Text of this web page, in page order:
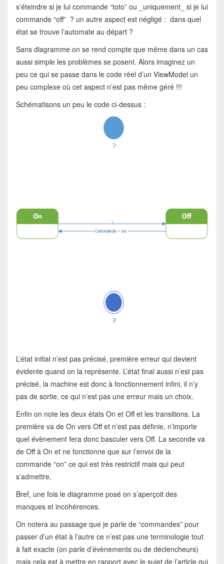
s’éteindre si je lui commande “toto” ou _uniquement_ si je lui
commande “off” ? un autre aspect est négligé : dans quel
état se trouve l’automate au départ ?
Sans diagramme on se rend compte que même dans un cas
aussi simple les problèmes se posent. Alors imaginez un
peu ce qui se passe dans le code réel d’un ViewModel un
peu complexe où cet aspect n’est pas même géré !!!
Schématisons un peu le code ci-dessus :
L’état initial n’est pas précisé, première erreur qui devient
évidente quand on la représente. L’état final aussi n’est pas
précisé, la machine est donc à fonctionnement infini, il n’y
pas de sortie, ce qui n’est pas une erreur mais un choix.
Enfin on note les deux états On et Off et les transitions. La
première va de On vers Off et n’est pas définie, n’importe
quel évènement fera donc basculer vers Off. La seconde va
de Off à On et ne fonctionne que sur l’envoi de la
commande “on” ce qui est très restrictif mais qui peut
s’admettre.
Bref, une fois le diagramme posé on s’aperçoit des
manques et incohérences.
On notera au passage que je parle de “commandes” pour
passer d’un état à l’autre ce n’est pas une terminologie tout
à fait exacte (on parle d’évènements ou de déclencheurs)
mais cela est à mettre en rapport avec le sujet de l’article qui